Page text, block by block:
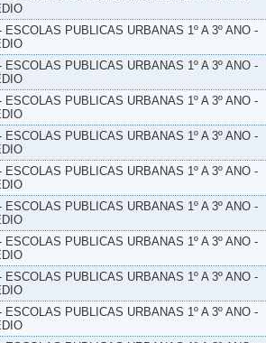
ESCOLAS PUBLICAS URBANAS 1º A 3º ANO -
ESCOLAS PUBLICAS URBANAS 1º A 3º ANO -
ESCOLAS PUBLICAS URBANAS 1º A 3º ANO -
ESCOLAS PUBLICAS URBANAS 1º A 3º ANO -
ESCOLAS PUBLICAS URBANAS 1º A 3º ANO -
ESCOLAS PUBLICAS URBANAS 1º A 3º ANO -
ESCOLAS PUBLICAS URBANAS 1º A 3º ANO -
ESCOLAS PUBLICAS URBANAS 1º A 3º ANO -
ESCOLAS PUBLICAS URBANAS 1º A 3º ANO -